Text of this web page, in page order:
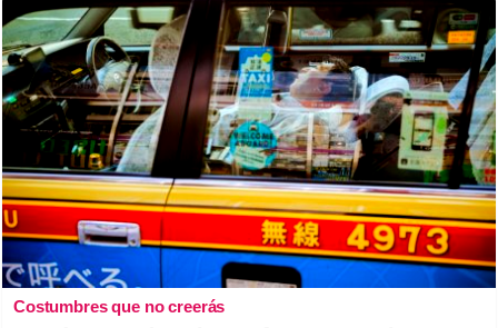
Costumbres que no creerás